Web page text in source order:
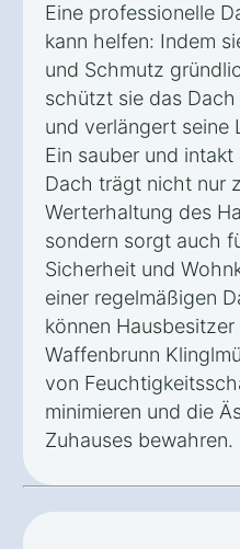
Eine professionelle
kann helfen: Indem
und Schmutz
schützt sie das
und verlängert seine
Ein sauber und
Dach trägt nicht nur
Werterhaltung des
sondern sorgt auch
Sicherheit und
einer regelmäßigen
können Hausbesitzer
Waffenbrunn
von
minimieren und die
Zuhauses bewahren.